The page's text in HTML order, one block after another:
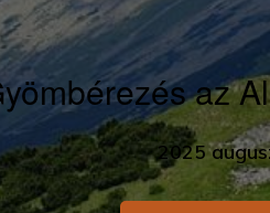
az
2025